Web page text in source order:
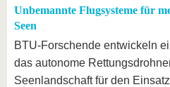
Unbemannte Flugsysteme für
Seen
BTU-Forschende entwickeln
das autonome
Seenlandschaft für den